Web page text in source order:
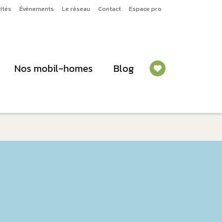
Événements Le réseau Contact Espace pro
Nos mobil-homes Blog